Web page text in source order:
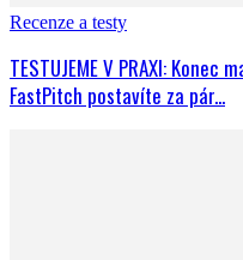
Recenze a testy
TESTUJEME V PRAXI:
FastPitch postavíte za pár...